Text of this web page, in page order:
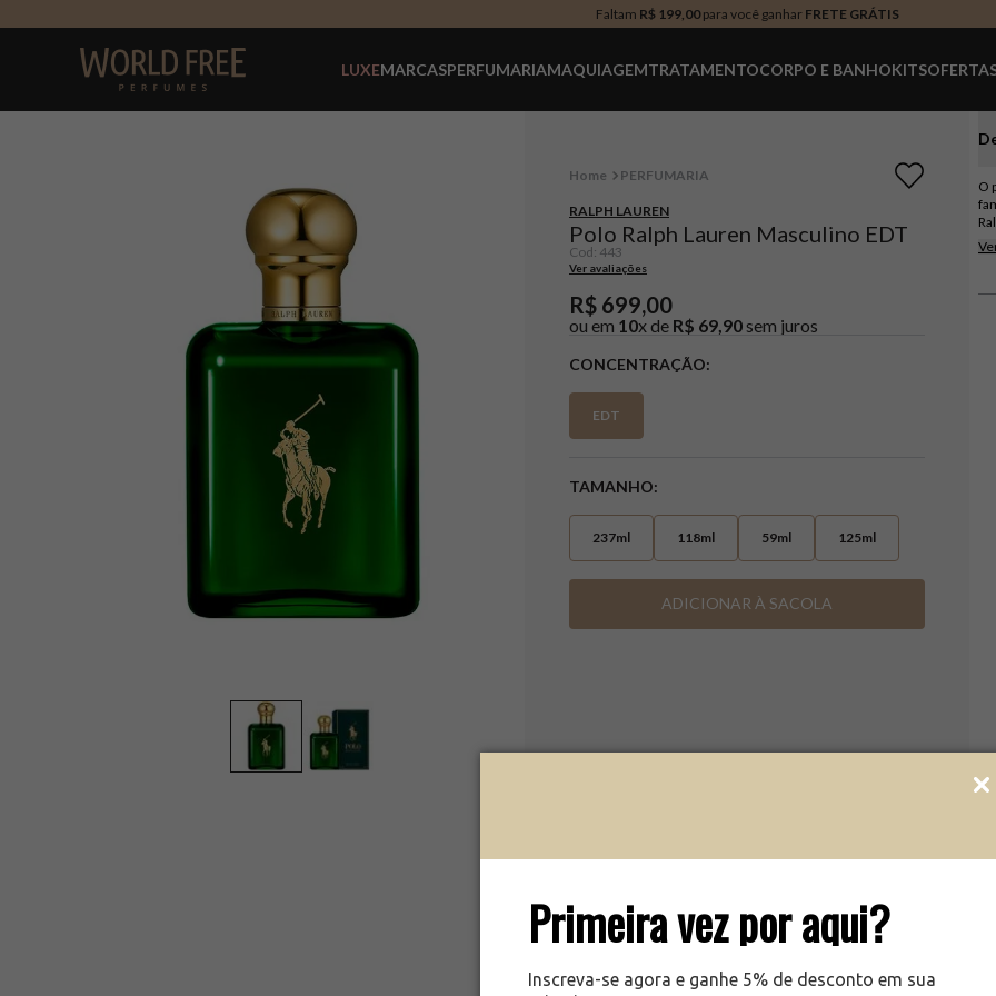
Primeira vez por aqui?
Inscreva-se agora e ganhe 5% de desconto em sua
Faltam R$ 199,00para você ganhar FRETE GRÁTIS
LUXEMARCASPERFUMARIAMAQUIAGEMTRATAMENTOCORPO E BANHOKITS
PERFUMARIA
RALPH LAUREN
Polo Ralph Lauren Masculino EDT
Cod: 443
Ver avaliações
R$ 699,00
ou em 10x de R$ 69,90 sem juros
CONCENTRAÇÃO
EDT
TAMANHO
237ml 118ml 59ml 125ml
ADICIONAR À SACOLA
O